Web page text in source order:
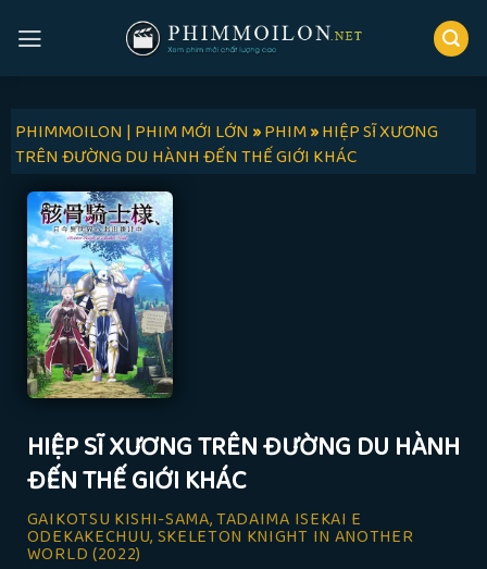
PHIMMOILON | PHIM MỚI LỚN»PHIM»HIỆP SĨ XƯƠNG
TRÊN ĐƯỜNG DU HÀNH ĐẾN THẾ GIỚI KHÁC
HIỆP SĨ XƯƠNG TRÊN ĐƯỜNG DU HÀNH
ĐẾN THẾ GIỚI KHÁC
GAIKOTSU KISHI-SAMA, TADAIMA ISEKAI E
ODEKAKECHUU, SKELETON KNIGHT IN ANOTHER
WORLD (2022)